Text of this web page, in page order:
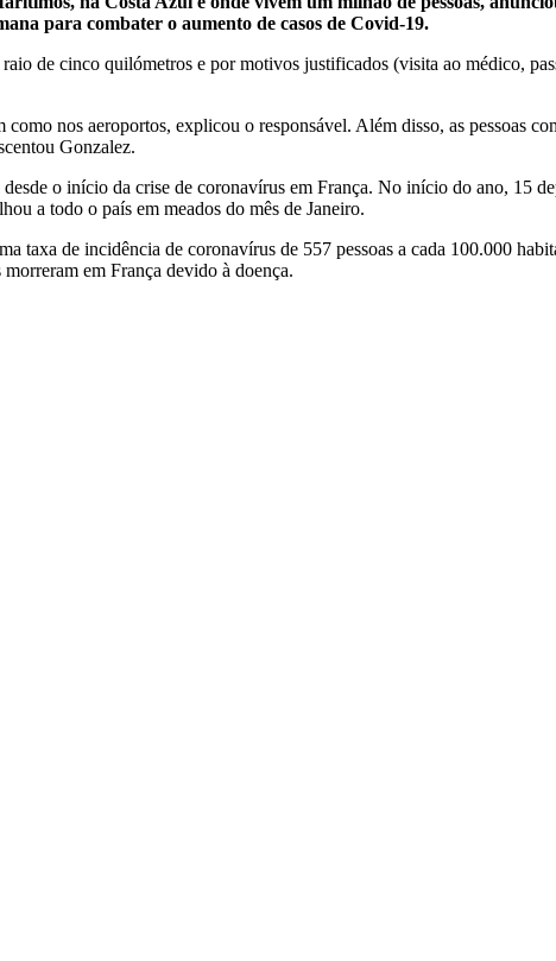
para combater o aumento de casos de Covid-19.
de cinco quilómetros e por motivos justificados (visita ao médico,
nos aeroportos, explicou o responsável. Além disso, as pessoas
Gonzalez.
o início da crise de coronavírus em França. No início do ano, 15
a todo o país em meados do mês de Janeiro.
taxa de incidência de coronavírus de 557 pessoas a cada 100.000
em França devido à doença.